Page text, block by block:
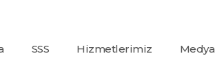
SSS Hizmetlerimiz Medya